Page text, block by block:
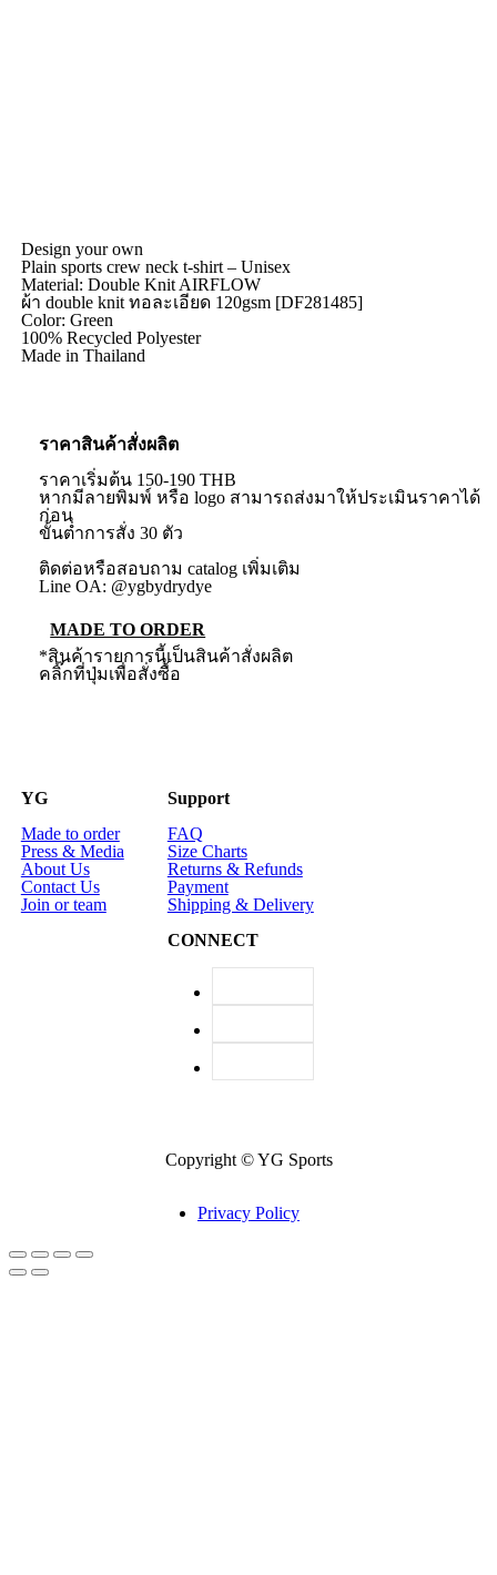
Design your own
Plain sports crew neck t-shirt – Unisex
Material: Double Knit AIRFLOW
ผ้า double knit ทอละเอียด 120gsm [DF281485]
Color: Green
100% Recycled Polyester
Made in Thailand
ราคาสินค้าสั่งผลิต
ราคาเริ่มต้น 150-190 THB
หากมีลายพิมพ์ หรือ logo สามารถส่งมาให้ประเมินราคาได้
ก่อน
ขั้นต่ำการสั่ง 30 ตัว
ติดต่อหรือสอบถาม catalog เพิ่มเติม
Line OA: @ygbydrydye
MADE TO ORDER
*สินค้ารายการนี้เป็นสินค้าสั่งผลิต
คลิ๊กที่ปุ่มเพื่อสั่งซื้อ
YG
Made to order
Press & Media
About Us
Contact Us
Join or team
Support
FAQ
Size Charts
Returns & Refunds
Payment
Shipping & Delivery
CONNECT
Copyright © YG Sports
Privacy Policy